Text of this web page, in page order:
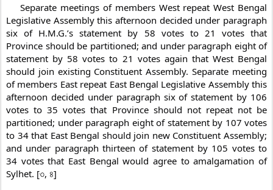
    Separate meetings of members West repeat West Bengal
Legislative Assembly this afternoon decided under paragraph
six of H.M.G.’s statement by 58 votes to 21 votes that
Province should be partitioned; and under paragraph eight of
statement by 58 votes to 21 votes again that West Bengal
should join existing Constituent Assembly. Separate meeting
of members East repeat East Bengal Legislative Assembly this
afternoon decided under paragraph six of statement by 106
votes to 35 votes that Province should not repeat not be
partitioned; under paragraph eight of statement by 107 votes
to 34 that East Bengal should join new Constituent Assembly;
and under paragraph thirteen of statement by 105 votes to
34 votes that East Bengal would agree to amalgamation of
Sylhet. [৩, ৪]